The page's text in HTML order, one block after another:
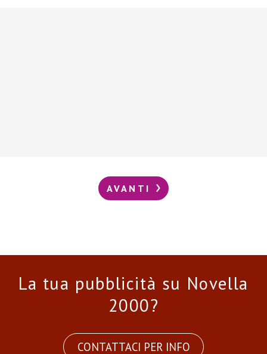
AVANTI
La tua pubblicità su Novella
2000?
CONTATTACI PER INFO